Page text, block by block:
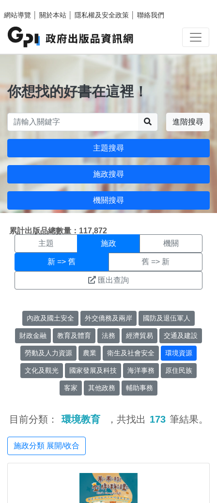
網站導覽
關於本站 隱私權及安全政策 聯絡我們
你想找的好書在這裡！
進階搜尋
主題搜尋
施政搜尋
機關搜尋
累計出版品總數量：117,872
施政搜尋結果頁面
主題 施政 機關
新 => 舊 舊 => 新
匯出查詢
內政及國土安全 外交僑務及兩岸 國防及退伍軍人
財政金融 教育及體育 法務 經濟貿易 交通及建設
勞動及人力資源 農業 衛生及社會安全 環境資源
文化及觀光 國家發展及科技 海洋事務 原住民族
客家 其他政務 輔助事務
目前分類： 環境教育 ，共找出 173 筆結果。
施政分類 展開/收合